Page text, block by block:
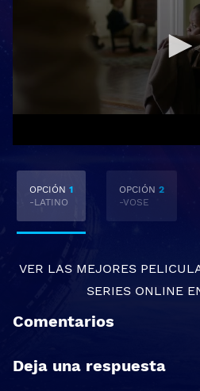
OPCIÓN 1
-LATINO
OPCIÓN 2
-VOSE
VER LAS MEJORES
SERIES ONLINE
Comentarios
Deja una respuesta